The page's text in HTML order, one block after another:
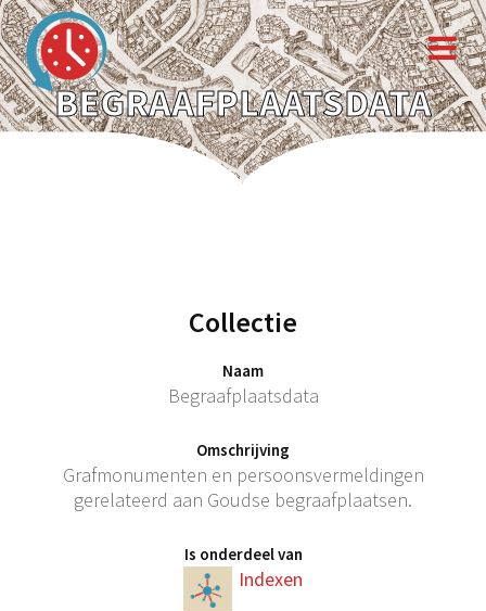
BEGRAAFPLAATSDATA
Collectie
Naam
Begraafplaatsdata
Omschrijving
Grafmonumenten en persoonsvermeldingen
gerelateerd aan Goudse begraafplaatsen.
Is onderdeel van
Indexen